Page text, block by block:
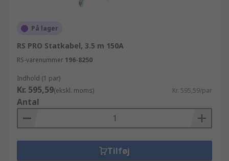
På lager
RS PRO Statkabel, 3.5 m 150A
RS-varenummer 196-8250
Indhold (1 par)
Kr. 595,59(ekskl. moms) Kr. 595,59/par
Antal
Tilføj